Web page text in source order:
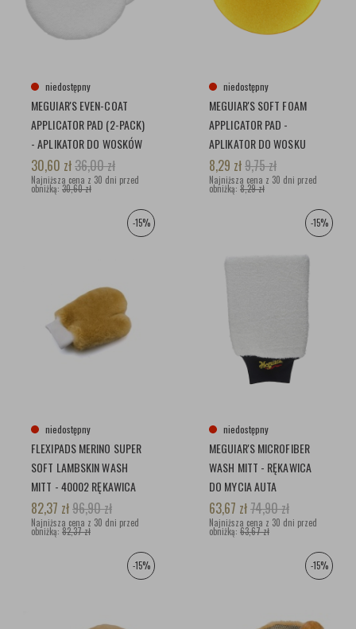
niedostępny
MEGUIAR'S EVEN-COAT
APPLICATOR PAD (2-PACK)
- APLIKATOR DO WOSKÓW
I POLITUR 2SZT
30,60 zł36,00zł
Najniższa cena z 30 dni przed
obniżką: 30,60 zł
niedostępny
MEGUIAR'S SOFT FOAM
APPLICATOR PAD -
APLIKATOR DO WOSKU
8,29 zł9,75zł
Najniższa cena z 30 dni przed
obniżką: 8,29 zł
-15%
niedostępny
FLEXIPADS MERINO SUPER
SOFT LAMBSKIN WASH
MITT - 40002 RĘKAWICA
DO MYCIA AUTA
82,37 zł96,90zł
Najniższa cena z 30 dni przed
obniżką: 82,37 zł
-15%
niedostępny
MEGUIAR'S MICROFIBER
WASH MITT - RĘKAWICA
DO MYCIA AUTA
63,67 zł74,90zł
Najniższa cena z 30 dni przed
obniżką: 63,67 zł
-15% -15%